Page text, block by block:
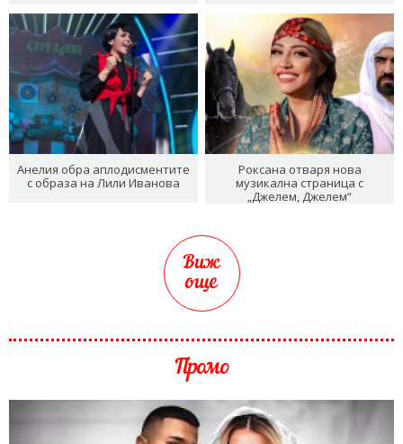
Анелия обра аплодисментите
с образа на Лили Иванова
Роксана отваря нова
музикална страница с
„Джелем, Джелем“
Виж
още
Промо